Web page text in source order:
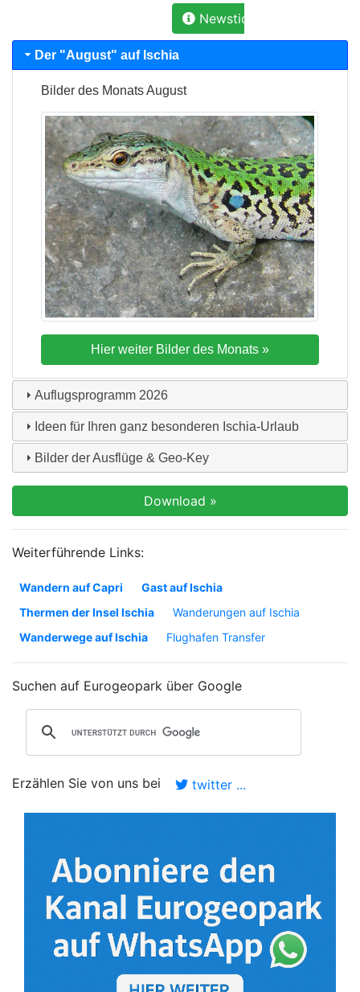
Newsticker: Praktikant
Der "August" auf Ischia
Bilder des MonatsAugust
Auflugsprogramm 2026
Ideen für Ihren ganz besonderen Ischia-Urlaub
Bilder der Ausflüge & Geo-Key
Weiterführende Links:
Wandern auf Capri
Gast auf Ischia
Thermen der Insel Ischia
Wanderungen auf Ischia
Wanderwege auf Ischia
Flughafen Transfer
Suchen auf Eurogeopark über Google
Erzählen Sie von uns bei twitter ...